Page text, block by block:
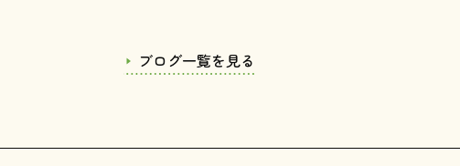
ブログ一覧を見る